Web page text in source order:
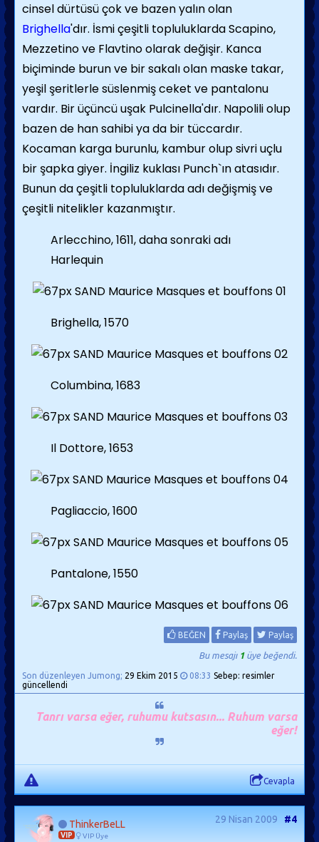
cinsel dürtüsü çok ve bazen yalın olan
Brighella'dır. İsmi çeşitli topluluklarda Scapino,
Mezzetino ve Flavtino olarak değişir. Kanca
biçiminde burun ve bir sakalı olan maske takar,
yeşil şeritlerle süslenmiş ceket ve pantalonu
vardır. Bir üçüncü uşak Pulcinella'dır. Napolili olup
bazen de han sahibi ya da bir tüccardır.
Kocaman karga burunlu, kambur olup sivri uçlu
bir şapka giyer. İngiliz kuklası Punch`ın atasıdır.
Bunun da çeşitli topluluklarda adı değişmiş ve
çeşitli nitelikler kazanmıştır.
Arlecchino, 1611, daha sonraki adı
Harlequin
Brighella, 1570
Columbina, 1683
Il Dottore, 1653
Pagliaccio, 1600
Pantalone, 1550
BEĞEN Paylaş Paylaş
Bu mesajı 1üye beğendi.
Son düzenleyen Jumong; 29 Ekim 2015 08:33 Sebep: resimler
güncellendi
Tanrı varsa eğer, ruhumu kutsasın... Ruhum varsa
eğer!
Cevapla
ThinkerBeLL
VIP VIP Üye
29 Nisan 2009 #4